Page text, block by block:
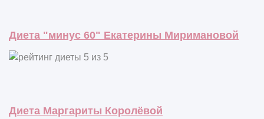
Диета "минус 60" Екатерины Миримановой
Диета Маргариты Королёвой